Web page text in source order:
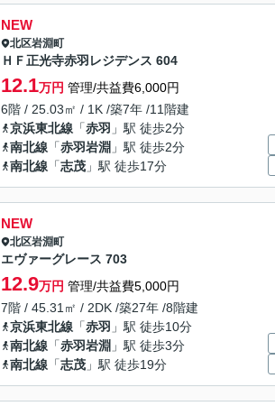
NEW
北区岩淵町
ＨＦ正光寺赤羽レジデンス 604
12.1万円 管理/共益費6,000円
6階 / 25.03㎡ / 1K /築7年 /11階建
京浜東北線 「赤羽 」駅 徒歩2分
南北線 「赤羽岩淵 」駅 徒歩2分
南北線 「志茂 」駅 徒歩17分
NEW
北区岩淵町
エヴァーグレース 703
12.9万円 管理/共益費5,000円
7階 / 45.31㎡ / 2DK /築27年 /8階建
京浜東北線 「赤羽 」駅 徒歩10分
南北線 「赤羽岩淵 」駅 徒歩3分
南北線 「志茂 」駅 徒歩19分